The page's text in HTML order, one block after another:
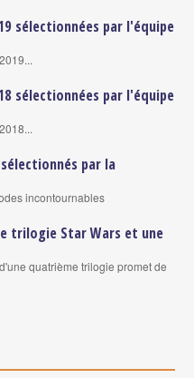
sélectionnées par l'équipe
sélectionnées par l'équipe
par la
incontournables
trilogie Star Wars et une
quatrième trilogie promet de